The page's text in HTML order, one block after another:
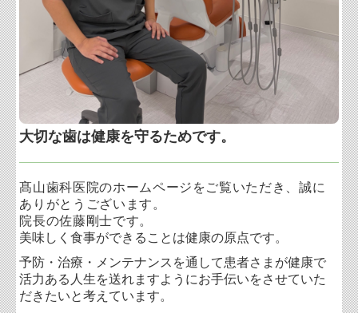
大切な歯は健康を守るためです。
髙山歯科医院のホームページをご覧いただき、誠に
ありがとうございます。
院長の佐藤剛士です。
美味しく食事ができることは健康の原点です。
予防・治療・メンテナンスを通して患者さまが健康で
活力ある人生を送れますようにお手伝いをさせていた
だきたいと考えています。